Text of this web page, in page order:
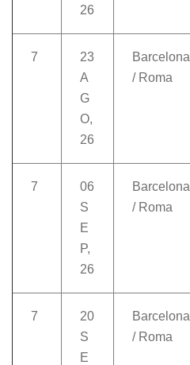
26
7
23
A
G
O,
26
Barcelona
/ Roma
7
06
S
E
P,
26
Barcelona
/ Roma
7
20
S
E
Barcelona
/ Roma